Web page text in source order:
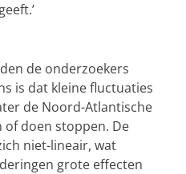
de onderzoekers
is dat kleine fluctuaties
de Noord-Atlantische
doen stoppen. De
niet-lineair, wat
grote effecten